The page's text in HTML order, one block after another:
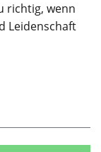
richtig, wenn
Leidenschaft